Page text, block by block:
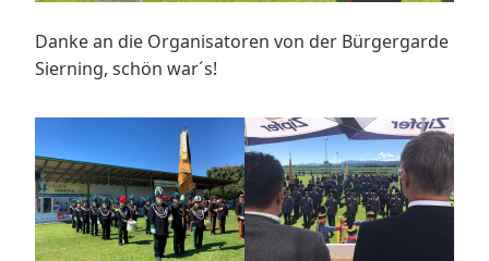
Danke an die Organisatoren von der Bürgergarde
Sierning, schön war´s!